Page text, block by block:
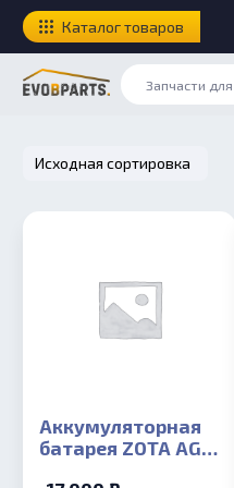
Каталог товаров
Аккумуляторная
батарея ZOTA AGM